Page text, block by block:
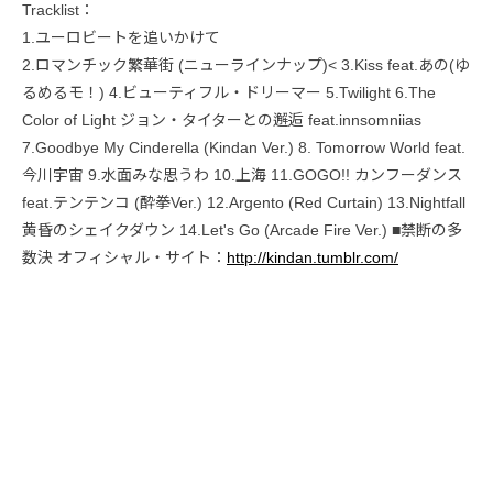
Tracklist：
1.ユーロビートを追いかけて
2.ロマンチック繁華街 (ニューラインナップ)< 3.Kiss feat.あの(ゆ
るめるモ！) 4.ビューティフル・ドリーマー 5.Twilight 6.The
Color of Light ジョン・タイターとの邂逅 feat.innsomniias
7.Goodbye My Cinderella (Kindan Ver.) 8. Tomorrow World feat.
今川宇宙 9.水面みな思うわ 10.上海 11.GOGO!! カンフーダンス
feat.テンテンコ (酔拳Ver.) 12.Argento (Red Curtain) 13.Nightfall
黄昏のシェイクダウン 14.Let's Go (Arcade Fire Ver.) ■禁断の多
数決 オフィシャル・サイト： http://kindan.tumblr.com/